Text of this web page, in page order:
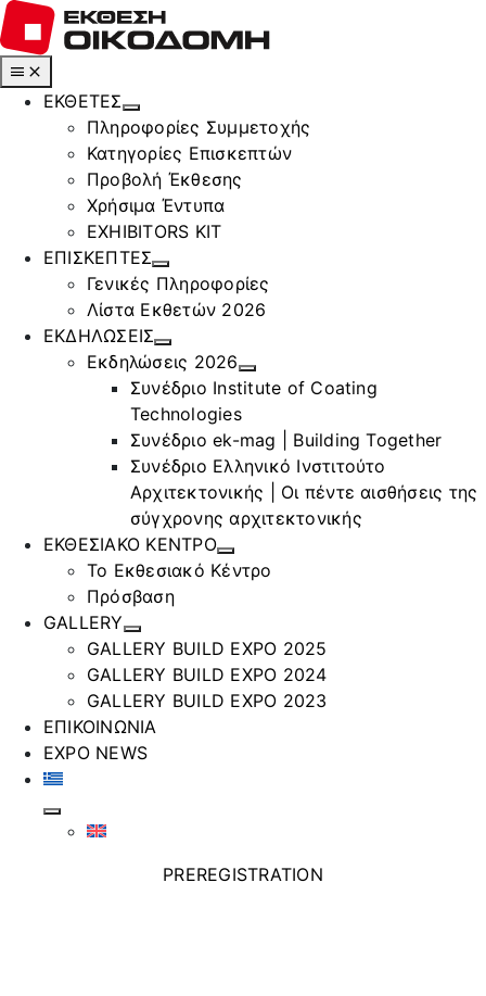
Μετάβαση
στο
περιεχόμενο
Toggle
Navigation
ΕΚΘΕΤΕΣ
Πληροφορίες Συμμετοχής
Κατηγορίες Επισκεπτών
Προβολή Έκθεσης
Χρήσιμα Έντυπα
EXHIBITORS KIT
ΕΠΙΣΚΕΠΤΕΣ
Γενικές Πληροφορίες
Λίστα Εκθετών 2026
ΕΚΔΗΛΩΣΕΙΣ
Εκδηλώσεις 2026
Συνέδριο Institute of Coating
Technologies
Συνέδριο ek-mag | Building Together
Συνέδριο Ελληνικό Ινστιτούτο
Αρχιτεκτονικής | Οι πέντε αισθήσεις της
σύγχρονης αρχιτεκτονικής
ΕΚΘΕΣΙΑΚΟ ΚΕΝΤΡΟ
Το Εκθεσιακό Κέντρο
Πρόσβαση
GALLERY
GALLERY BUILD EXPO 2025
GALLERY BUILD EXPO 2024
GALLERY BUILD EXPO 2023
ΕΠΙΚΟΙΝΩΝΙΑ
EXPO NEWS
PREREGISTRATION